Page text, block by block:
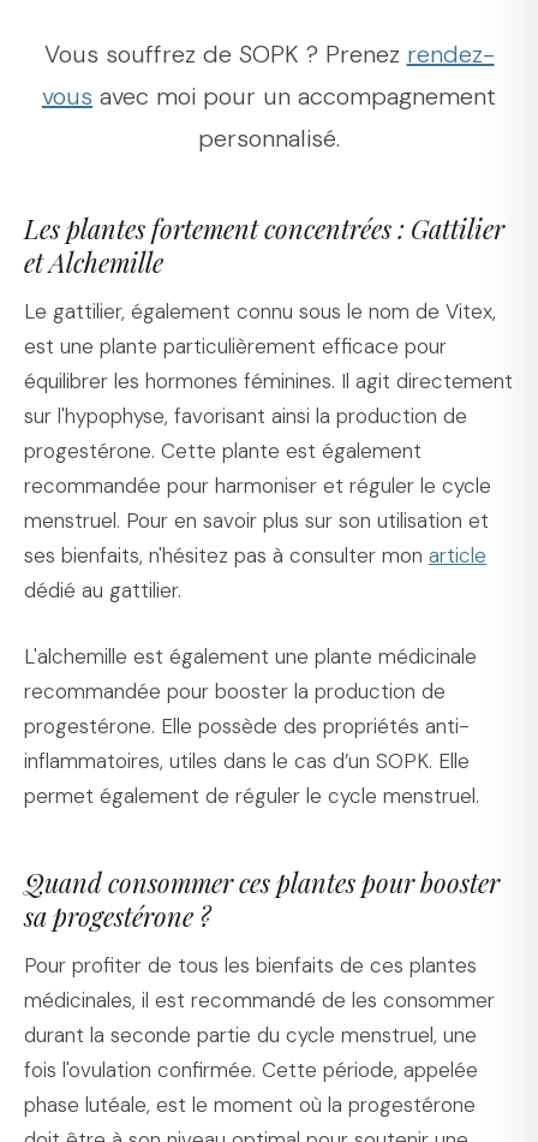
Vous souffrez de SOPK ? Prenez rendez-
vous avec moi pour un accompagnement
personnalisé.
Les plantes fortement concentrées : Gattilier
et Alchemille
Le gattilier, également connu sous le nom de Vitex,
est une plante particulièrement efficace pour
équilibrer les hormones féminines. Il agit directement
sur l'hypophyse, favorisant ainsi la production de
progestérone. Cette plante est également
recommandée pour harmoniser et réguler le cycle
menstruel. Pour en savoir plus sur son utilisation et
ses bienfaits, n'hésitez pas à consulter mon article
dédié au gattilier.
L'alchemille est également une plante médicinale
recommandée pour booster la production de
progestérone. Elle possède des propriétés anti-
inflammatoires, utiles dans le cas d’un SOPK. Elle
permet également de réguler le cycle menstruel.
Quand consommer ces plantes pour booster
sa progestérone ?
Pour profiter de tous les bienfaits de ces plantes
médicinales, il est recommandé de les consommer
durant la seconde partie du cycle menstruel, une
fois l'ovulation confirmée. Cette période, appelée
phase lutéale, est le moment où la progestérone